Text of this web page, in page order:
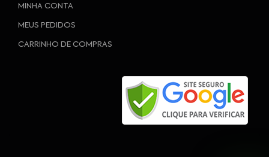
MINHA CONTA
MEUS PEDIDOS
CARRINHO DE COMPRAS